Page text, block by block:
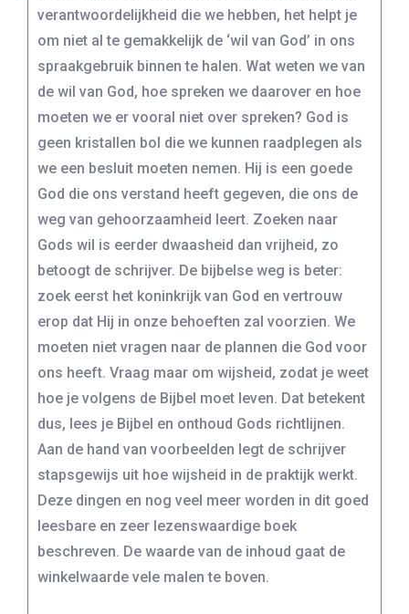
verantwoordelijkheid die we hebben, het helpt je
om niet al te gemakkelijk de ‘wil van God’ in ons
spraakgebruik binnen te halen. Wat weten we van
de wil van God, hoe spreken we daarover en hoe
moeten we er vooral niet over spreken? God is
geen kristallen bol die we kunnen raadplegen als
we een besluit moeten nemen. Hij is een goede
God die ons verstand heeft gegeven, die ons de
weg van gehoorzaamheid leert. Zoeken naar
Gods wil is eerder dwaasheid dan vrijheid, zo
betoogt de schrijver. De bijbelse weg is beter:
zoek eerst het koninkrijk van God en vertrouw
erop dat Hij in onze behoeften zal voorzien. We
moeten niet vragen naar de plannen die God voor
ons heeft. Vraag maar om wijsheid, zodat je weet
hoe je volgens de Bijbel moet leven. Dat betekent
dus, lees je Bijbel en onthoud Gods richtlijnen.
Aan de hand van voorbeelden legt de schrijver
stapsgewijs uit hoe wijsheid in de praktijk werkt.
Deze dingen en nog veel meer worden in dit goed
leesbare en zeer lezenswaardige boek
beschreven. De waarde van de inhoud gaat de
winkelwaarde vele malen te boven.